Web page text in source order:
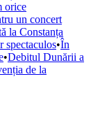
orice
un concert
la Constanța
spectaculos•În
•Debitul Dunării a
de la